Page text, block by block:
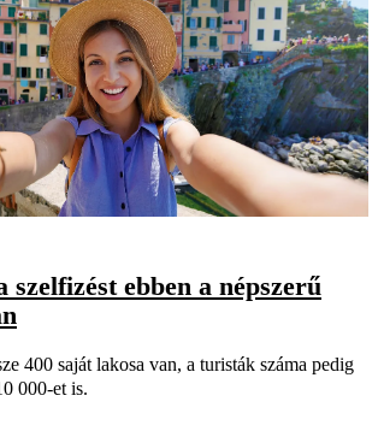
ebben a népszerű
400 saját lakosa van, a turisták száma pedig
000-et is.